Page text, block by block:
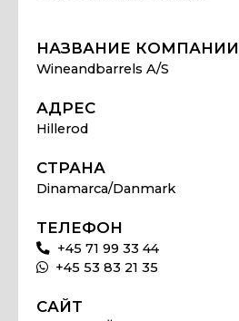
НАЗВАНИЕ КОМПАНИИ
Wineandbarrels A/S
АДРЕС
Hillerod
СТРАНА
Dinamarca/Danmark
ТЕЛЕФОН
+45 71 99 33 44
+45 53 83 21 35
САЙТ